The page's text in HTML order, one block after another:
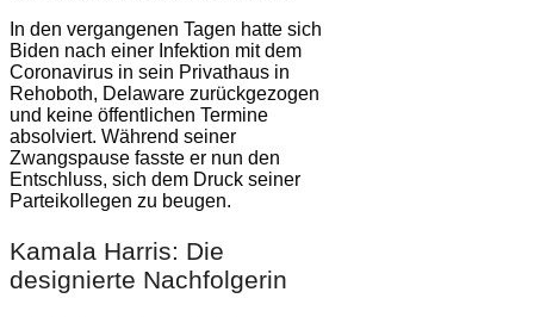
In den vergangenen Tagen hatte sich
Biden nach einer Infektion mit dem
Coronavirus in sein Privathaus in
Rehoboth, Delaware zurückgezogen
und keine öffentlichen Termine
absolviert. Während seiner
Zwangspause fasste er nun den
Entschluss, sich dem Druck seiner
Parteikollegen zu beugen.
Kamala Harris: Die
designierte Nachfolgerin